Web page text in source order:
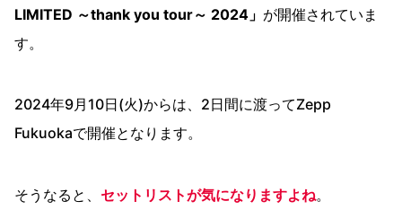
LIMITED ～thank you tour～ 2024」 が開催されていま
す。
2024年9月10日(火)からは、2日間に渡ってZepp
Fukuokaで開催となります。
そうなると、 セットリストが気になりますよね。